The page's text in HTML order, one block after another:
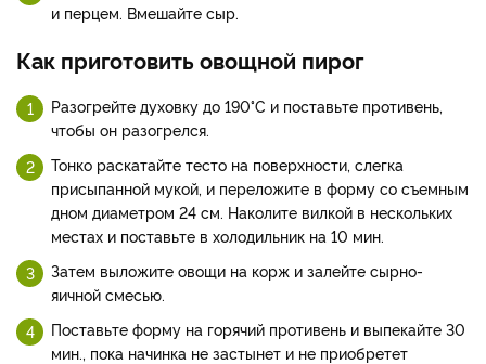
и перцем. Вмешайте сыр.
Как приготовить овощной пирог
Разогрейте духовку до 190°С и поставьте противень,
чтобы он разогрелся.
Тонко раскатайте тесто на поверхности, слегка
присыпанной мукой, и переложите в форму со съемным
дном диаметром 24 см. Наколите вилкой в нескольких
местах и поставьте в холодильник на 10 мин.
Затем выложите овощи на корж и залейте сырно-
яичной смесью.
Поставьте форму на горячий противень и выпекайте 30
мин., пока начинка не застынет и не приобретет